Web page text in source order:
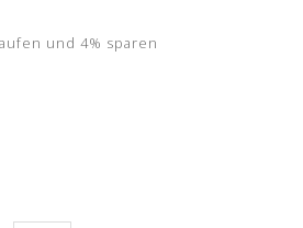
und 4% sparen